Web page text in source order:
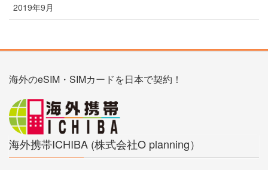
2019年9月
海外のeSIM・SIMカードを日本で契約！
海外携帯ICHIBA (株式会社O planning）